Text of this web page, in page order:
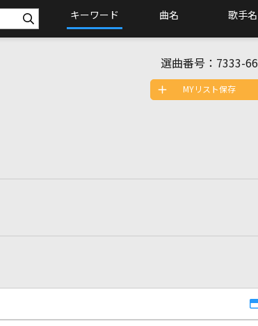
キーワード 曲名 歌手名
選曲番号： 7333-66
MYリスト保存